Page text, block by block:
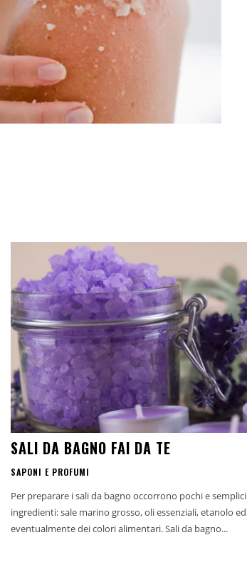
SALI DA BAGNO FAI DA TE
SAPONI E PROFUMI
Per preparare i sali da bagno occorrono pochi e semplici
ingredienti: sale marino grosso, oli essenziali, etanolo ed
eventualmente dei colori alimentari. Sali da bagno...